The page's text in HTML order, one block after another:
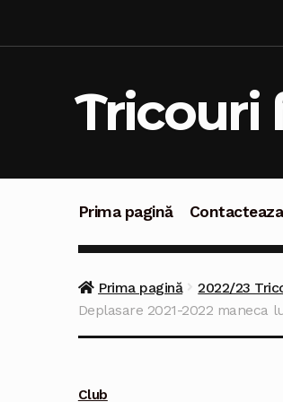
Tricouri
Prima pagină
Prima pagină 2022/23
Deplasare 2021-2022 maneca
Club